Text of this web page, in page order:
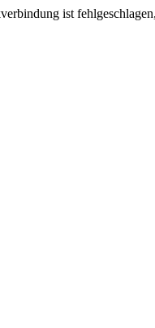
ist